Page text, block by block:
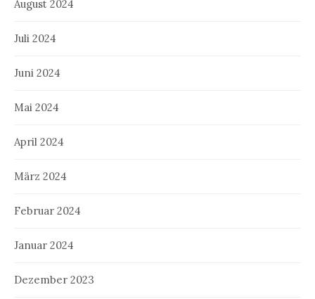
August 2024
Juli 2024
Juni 2024
Mai 2024
April 2024
März 2024
Februar 2024
Januar 2024
Dezember 2023